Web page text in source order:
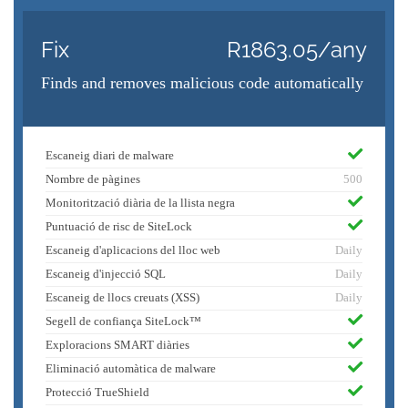
Fix R1863.05/any
Finds and removes malicious code automatically
Escaneig diari de malware
Nombre de pàgines
500
Monitorització diària de la llista negra
Puntuació de risc de SiteLock
Escaneig d'aplicacions del lloc web
Daily
Escaneig d'injecció SQL
Daily
Escaneig de llocs creuats (XSS)
Daily
Segell de confiança SiteLock™
Exploracions SMART diàries
Eliminació automàtica de malware
Protecció TrueShield